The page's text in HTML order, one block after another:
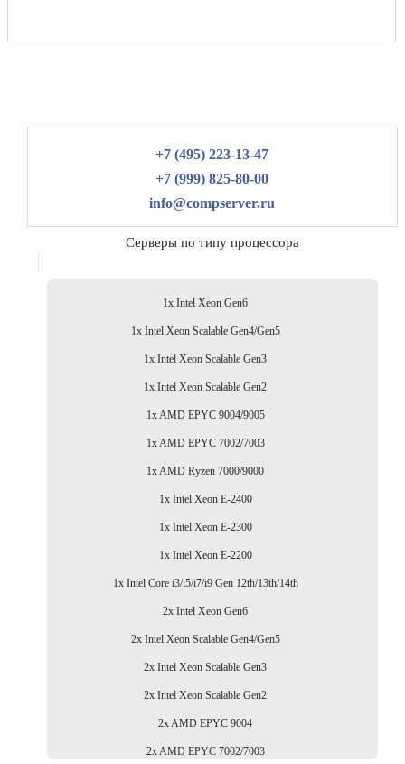
+7 (495) 223-13-47
+7 (999) 825-80-00
info@compserver.ru
Серверы по типу процессора
1x Intel Xeon Gen6
1x Intel Xeon Scalable Gen4/Gen5
1x Intel Xeon Scalable Gen3
1x Intel Xeon Scalable Gen2
1x AMD EPYC 9004/9005
1x AMD EPYC 7002/7003
1x AMD Ryzen 7000/9000
1x Intel Xeon E-2400
1x Intel Xeon E-2300
1x Intel Xeon E-2200
1x Intel Core i3/i5/i7/i9 Gen 12th/13th/14th
2x Intel Xeon Gen6
2x Intel Xeon Scalable Gen4/Gen5
2x Intel Xeon Scalable Gen3
2x Intel Xeon Scalable Gen2
2x AMD EPYC 9004
2x AMD EPYC 7002/7003